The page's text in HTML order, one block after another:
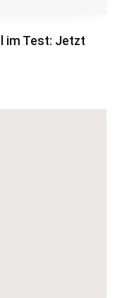
im Test: Jetzt